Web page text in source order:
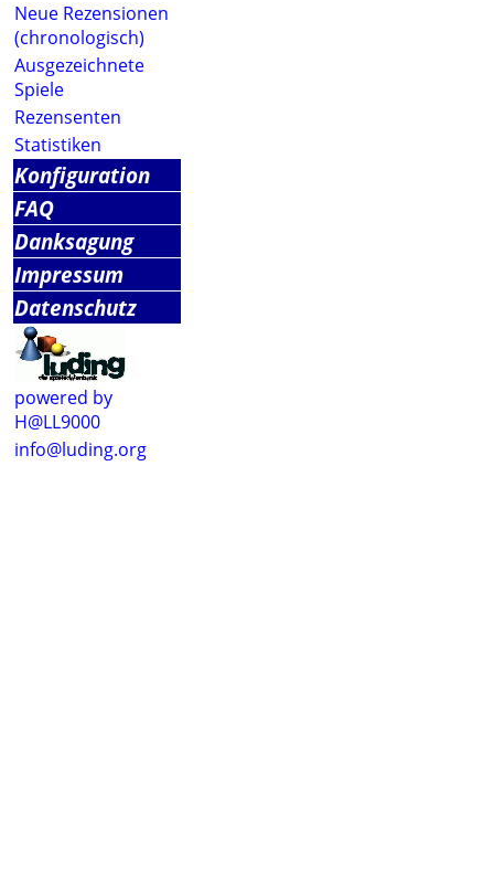
Neue Rezensionen
(chronologisch)
Ausgezeichnete
Spiele
Rezensenten
Statistiken
Konfiguration
FAQ
Danksagung
Impressum
Datenschutz
powered by
H@LL9000
info@luding.org